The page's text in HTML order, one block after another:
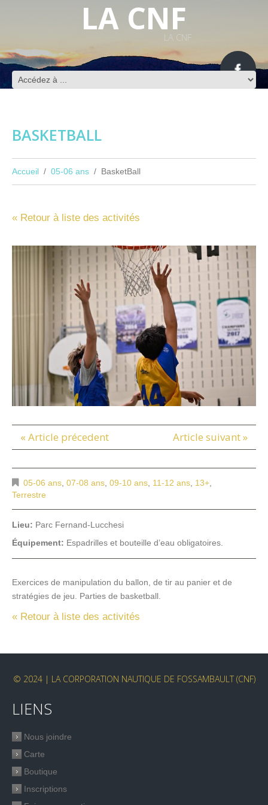
LA CNF
LA CNF
BASKETBALL
Accueil 05-06 ans BasketBall
« Retour à liste des activités
« Article précedent Article suivant »
05-06 ans 07-08 ans 09-10 ans 11-12 ans 13+
Terrestre
Lieu: Parc Fernand-Lucchesi
Équipement: Espadrilles et bouteille d’eau obligatoires.
Exercices de manipulation du ballon, de tir au panier et de
stratégies de jeu. Parties de basketball.
« Retour à liste des activités
© 2024 | LA CORPORATION NAUTIQUE DE FOSSAMBAULT (CNF)
LIENS
Nous joindre
Carte
Boutique
Inscriptions